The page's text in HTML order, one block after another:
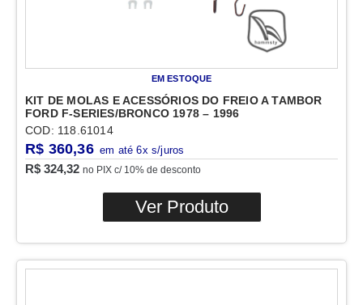
EM ESTOQUE
KIT DE MOLAS E ACESSÓRIOS DO FREIO A TAMBOR
FORD F-SERIES/BRONCO 1978 – 1996
COD: 118.61014
R$ 360,36
R$ 324,32 no PIX c/ 10% de desconto
Ver Produto